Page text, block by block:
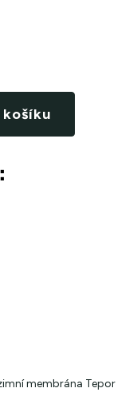
membrána Tepor